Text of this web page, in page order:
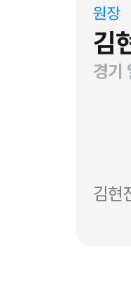
원장
김
경기
김현